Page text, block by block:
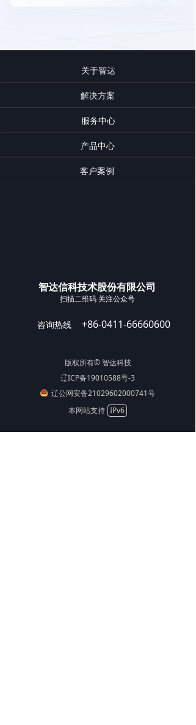
关于智达
解决方案
产品中心
服务中心
客户案例
智达信科技术股份有限公司
扫描二维码 关注公众号
咨询热线 +86-0411-66660600
版权所有© 智达科技
辽ICP备19010588号-3
辽公网安备21029602000741号
本网站支持 IPv6